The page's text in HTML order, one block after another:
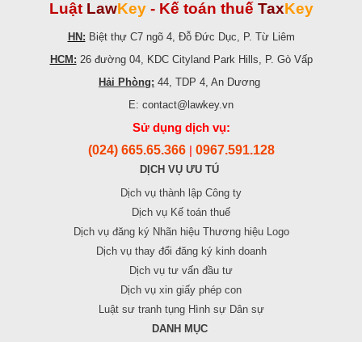
Luật LawKey - Kế toán thuế TaxKey
HN: Biệt thự C7 ngõ 4, Đỗ Đức Dục, P. Từ Liêm
HCM: 26 đường 04, KDC Cityland Park Hills, P. Gò Vấp
Hải Phòng: 44, TDP 4, An Dương
E: contact@lawkey.vn
Sử dụng dịch vụ:
(024) 665.65.366 0967.591.128
DỊCH VỤ ƯU TÚ
Dịch vụ thành lập Công ty
Dịch vụ Kế toán thuế
Dịch vụ đăng ký Nhãn hiệu Thương hiệu Logo
Dịch vụ thay đổi đăng ký kinh doanh
Dịch vụ tư vấn đầu tư
Dịch vụ xin giấy phép con
Luật sư tranh tụng Hình sự Dân sự
DANH MỤC